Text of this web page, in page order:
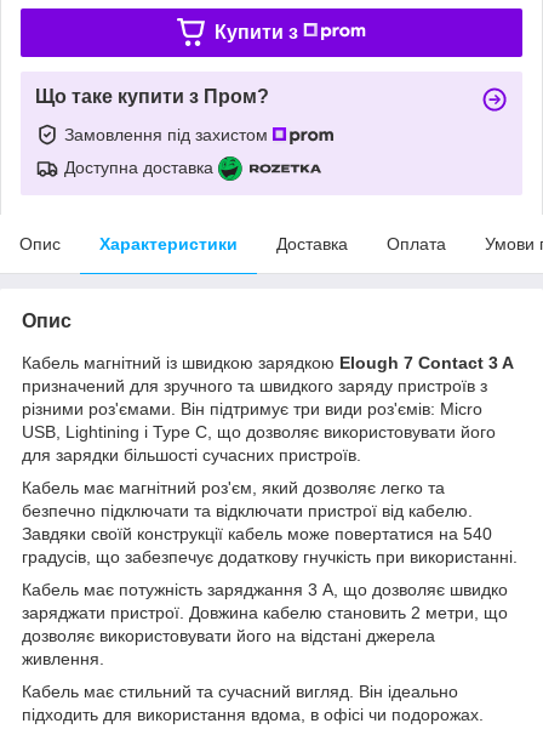
Купити з
Що таке купити з Пром?
Замовлення під захистом
Доступна доставка
Опис Характеристики Доставка Оплата Умови
Опис
Кабель магнітний із швидкою зарядкою Elough 7 Contact 3 A
призначений для зручного та швидкого заряду пристроїв з
різними роз'ємами. Він підтримує три види роз'ємів: Micro
USB, Lightining і Type C, що дозволяє використовувати його
для зарядки більшості сучасних пристроїв.
Кабель має магнітний роз'єм, який дозволяє легко та
безпечно підключати та відключати пристрої від кабелю.
Завдяки своїй конструкції кабель може повертатися на 540
градусів, що забезпечує додаткову гнучкість при використанні.
Кабель має потужність заряджання 3 А, що дозволяє швидко
заряджати пристрої. Довжина кабелю становить 2 метри, що
дозволяє використовувати його на відстані джерела
живлення.
Кабель має стильний та сучасний вигляд. Він ідеально
підходить для використання вдома, в офісі чи подорожах.